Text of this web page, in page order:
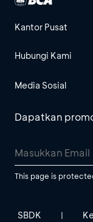
Kantor Pusat
Hubungi Kami
Media Sosial
Dapatkan
This page is
SBDK |